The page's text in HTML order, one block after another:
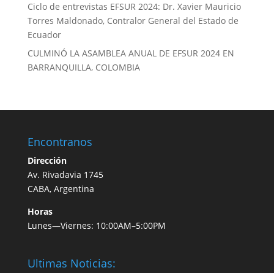
Ciclo de entrevistas EFSUR 2024: Dr. Xavier Mauricio
Torres Maldonado, Contralor General del Estado de
Ecuador
CULMINÓ LA ASAMBLEA ANUAL DE EFSUR 2024 EN
BARRANQUILLA, COLOMBIA
Encontranos
Dirección
Av. Rivadavia 1745
CABA, Argentina
Horas
Lunes—Viernes: 10:00AM–5:00PM
Ultimas Noticias: